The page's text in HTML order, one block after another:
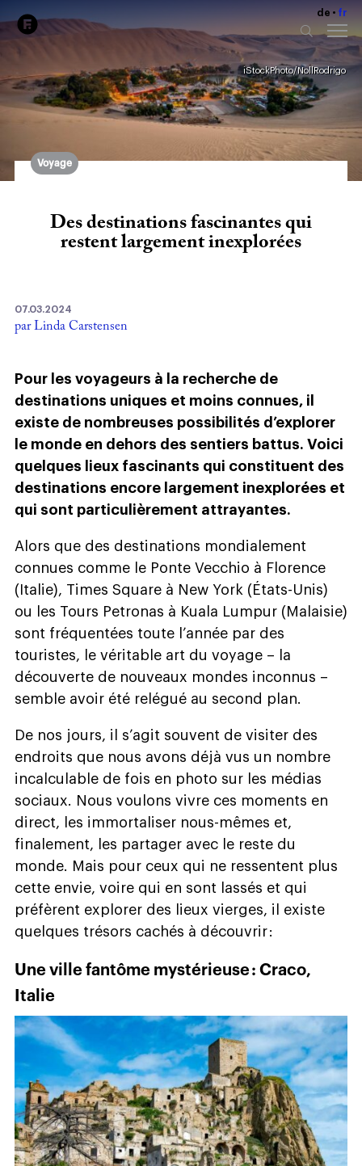
de fr
iStockPhoto/NollRodrigo
Voyage
Des destinations fascinantes qui
restent largement inexplorées
07.03.2024
par Linda Carstensen
Pour les voyageurs à la recherche de
destinations uniques et moins connues, il
existe de nombreuses possibilités d’explorer
le monde en dehors des sentiers battus. Voici
quelques lieux fascinants qui constituent des
destinations encore largement inexplorées et
qui sont particulièrement attrayantes.
Alors que des destinations mondialement
connues comme le Ponte Vecchio à Florence
(Italie), Times Square à New York (États-Unis)
ou les Tours Petronas à Kuala Lumpur (Malaisie)
sont fréquentées toute l’année par des
touristes, le véritable art du voyage – la
découverte de nouveaux mondes inconnus –
semble avoir été relégué au second plan.
De nos jours, il s’agit souvent de visiter des
endroits que nous avons déjà vus un nombre
incalculable de fois en photo sur les médias
sociaux. Nous voulons vivre ces moments en
direct, les immortaliser nous-mêmes et,
finalement, les partager avec le reste du
monde. Mais pour ceux qui ne ressentent plus
cette envie, voire qui en sont lassés et qui
préfèrent explorer des lieux vierges, il existe
quelques trésors cachés à découvrir :
Une ville fantôme mystérieuse : Craco,
Italie